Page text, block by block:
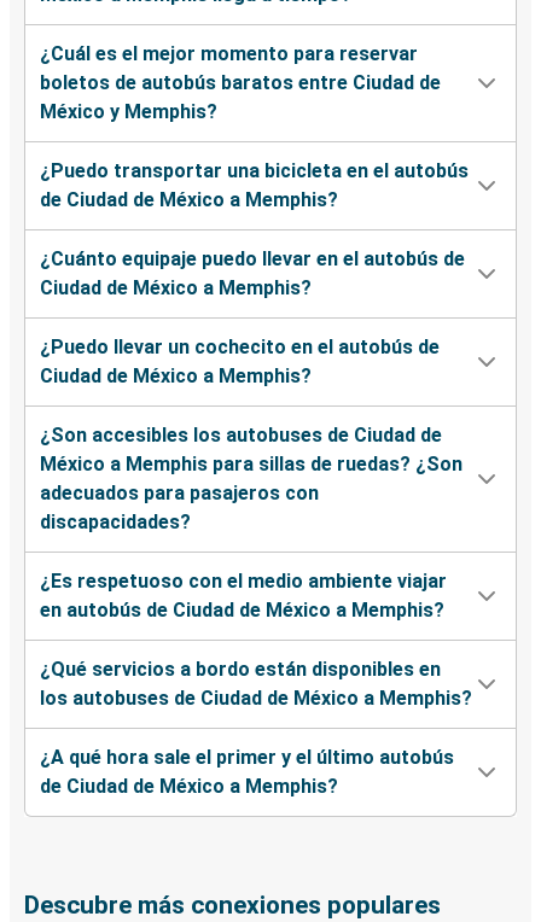
¿Cuál es el mejor momento para reservar
boletos de autobús baratos entre Ciudad de
México y Memphis?
¿Puedo transportar una bicicleta en el autobús
de Ciudad de México a Memphis?
¿Cuánto equipaje puedo llevar en el autobús de
Ciudad de México a Memphis?
¿Puedo llevar un cochecito en el autobús de
Ciudad de México a Memphis?
¿Son accesibles los autobuses de Ciudad de
México a Memphis para sillas de ruedas? ¿Son
adecuados para pasajeros con
discapacidades?
¿Es respetuoso con el medio ambiente viajar
en autobús de Ciudad de México a Memphis?
¿Qué servicios a bordo están disponibles en
los autobuses de Ciudad de México a Memphis?
¿A qué hora sale el primer y el último autobús
de Ciudad de México a Memphis?
Descubre más conexiones populares